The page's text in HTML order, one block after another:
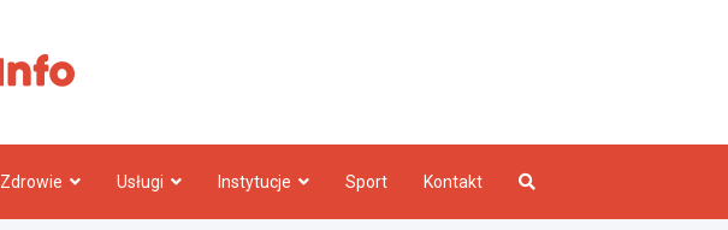
Zdrowie Usługi Instytucje Sport Kontakt